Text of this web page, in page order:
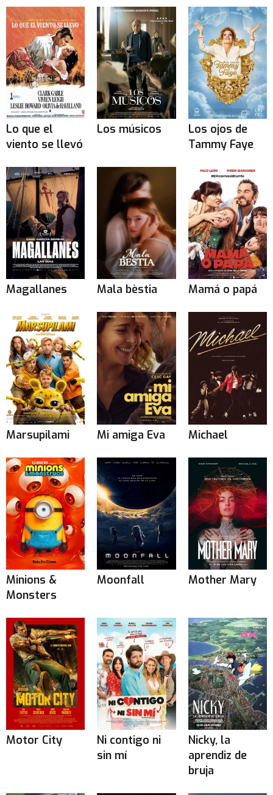
Lo que el
viento se llevó
Los músicos
Los ojos de
Tammy Faye
Magallanes Mala bèstia Mamá o papá
Marsupilami Mi amiga Eva Michael
Minions &
Monsters
Moonfall Mother Mary
Motor City
Ni contigo ni
sin mí
Nicky, la
aprendiz de
bruja